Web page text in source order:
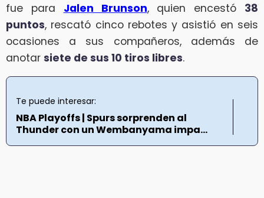
fue para Jalen Brunson, quien encestó 38
puntos, rescató cinco rebotes y asistió en seis
ocasiones a sus compañeros, además de
anotar siete de sus 10 tiros libres.
Te puede interesar:
NBA Playoffs | Spurs sorprenden al
Thunder con un Wembanyama impa...